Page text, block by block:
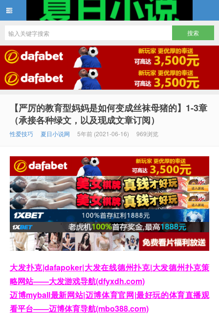
夏日小说
【严厉的教育型妈妈是如何变成丝袜母猪的】1-3章
（承接各种绿文，以及现成文章订阅）
性爱技巧 夏日小说网 5年前 (2021-06-16) 969浏览
大发扑克|dafapoker|大发在线德州扑克|大发德州扑克策
略网站——大发游戏导航(dfyxdh.com)
迈博myball最新网站|迈博体育官网|最好玩的体育直播观
看平台——迈博体育导航(mbo388.com)